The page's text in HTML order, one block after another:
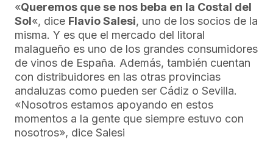
«Queremos que se nos beba en la Costal del
Sol«, dice Flavio Salesi, uno de los socios de la
misma. Y es que el mercado del litoral
malagueño es uno de los grandes consumidores
de vinos de España. Además, también cuentan
con distribuidores en las otras provincias
andaluzas como pueden ser Cádiz o Sevilla.
«Nosotros estamos apoyando en estos
momentos a la gente que siempre estuvo con
nosotros», dice Salesi